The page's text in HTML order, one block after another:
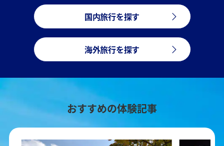
国内旅行を探す
海外旅行を探す
おすすめの体験記事